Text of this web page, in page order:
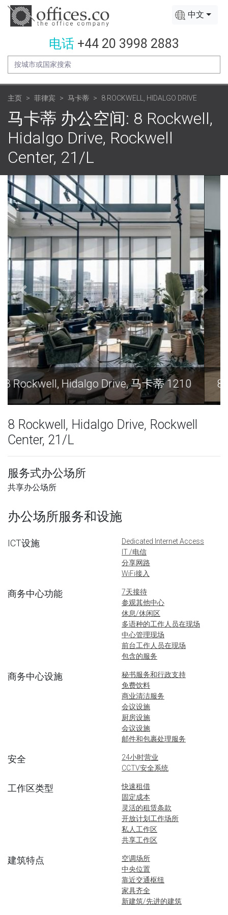
中文
电话 +44 20 3998 2883
主页 菲律宾 马卡蒂 8 ROCKWELL, HIDALGO DRIVE
马卡蒂 办公空间: 8 Rockwell,
Hidalgo Drive, Rockwell
Center, 21/L
8 Rockwell, Hidalgo Drive, 马卡蒂 1210
8 Rockwell, Hidalgo Drive, Rockwell
Center, 21/L
服务式办公场所
共享办公场所
办公场所服务和设施
ICT设施
Dedicated Internet Access
IT /电信
分享网路
WiFi接入
商务中心功能
7天接待
参观其他中心
休息/休闲区
多语种的工作人员在现场
中心管理现场
前台工作人员在现场
包含的服务
商务中心设施
秘书服务和行政支持
免费饮料
商业清洁服务
会议设施
厨房设施
会议设施
邮件和包裹处理服务
安全
24小时营业
CCTV安全系统
工作区类型
快速租借
固定成本
灵活的租赁条款
开放计划工作场所
私人工作区
共享工作区
建筑特点
空调场所
中央位置
靠近交通枢纽
家具齐全
新建筑/先进的建筑